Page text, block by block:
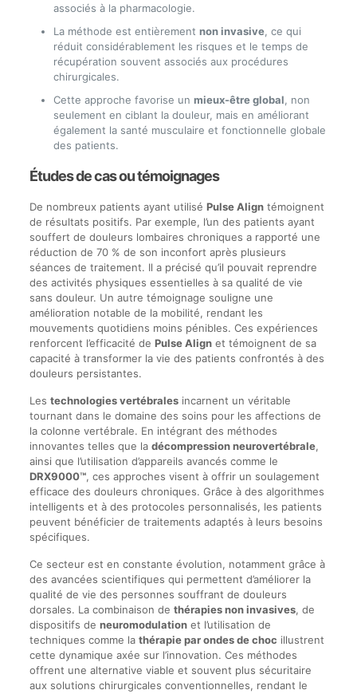
associés à la pharmacologie.
La méthode est entièrement non invasive, ce qui
réduit considérablement les risques et le temps de
récupération souvent associés aux procédures
chirurgicales.
Cette approche favorise un mieux-être global, non
seulement en ciblant la douleur, mais en améliorant
également la santé musculaire et fonctionnelle globale
des patients.
Études de cas ou témoignages
De nombreux patients ayant utilisé Pulse Aligntémoignent
de résultats positifs. Par exemple, l’un des patients ayant
souffert de douleurs lombaires chroniques a rapporté une
réduction de 70 % de son inconfort après plusieurs
séances de traitement. Il a précisé qu’il pouvait reprendre
des activités physiques essentielles à sa qualité de vie
sans douleur. Un autre témoignage souligne une
amélioration notable de la mobilité, rendant les
mouvements quotidiens moins pénibles. Ces expériences
renforcent l’efficacité de Pulse Alignet témoignent de sa
capacité à transformer la vie des patients confrontés à des
douleurs persistantes.
Les technologies vertébralesincarnent un véritable
tournant dans le domaine des soins pour les affections de
la colonne vertébrale. En intégrant des méthodes
innovantes telles que la décompression neurovertébrale,
ainsi que l’utilisation d’appareils avancés comme le
DRX9000™, ces approches visent à offrir un soulagement
efficace des douleurs chroniques. Grâce à des algorithmes
intelligents et à des protocoles personnalisés, les patients
peuvent bénéficier de traitements adaptés à leurs besoins
spécifiques.
Ce secteur est en constante évolution, notamment grâce à
des avancées scientifiques qui permettent d’améliorer la
qualité de vie des personnes souffrant de douleurs
dorsales. La combinaison de thérapies non invasives, de
dispositifs de neuromodulationet l’utilisation de
techniques comme la thérapie par ondes de choc illustrent
cette dynamique axée sur l’innovation. Ces méthodes
offrent une alternative viable et souvent plus sécuritaire
aux solutions chirurgicales conventionnelles, rendant le